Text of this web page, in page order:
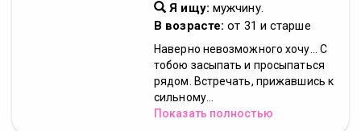
Я ищу: мужчину.
В возрасте: от 31 и старше
Наверно невозможного хочу... С
тобою засыпать и просыпаться
рядом. Встречать, прижавшись к
сильному...
Показать полностью